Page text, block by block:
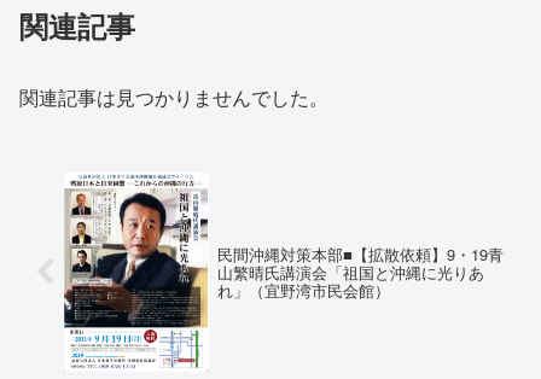
関連記事
関連記事は見つかりませんでした。
民間沖縄対策本部■【拡散依頼】9・19青
山繁晴氏講演会「祖国と沖縄に光りあ
れ」（宜野湾市民会館）